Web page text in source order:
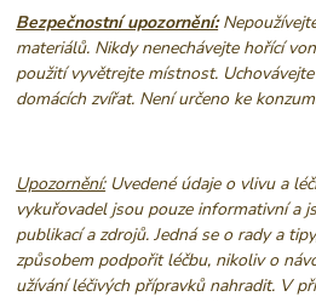
Bezpečnostní upozornění:
materiálů. Nikdy nenechávejte hořící
použití vyvětrejte místnost.
domácích zvířat. Není určeno ke
Upozornění:Uvedené údaje o vlivu a
vykuřovadel jsou pouze informativní a
publikací a zdrojů. Jedná se o rady a
způsobem podpořit léčbu, nikoliv o
užívání léčivých přípravků nahradit. V